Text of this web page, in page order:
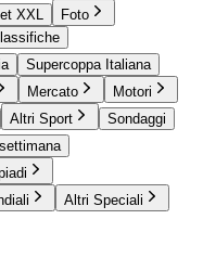
XXL
Foto
Supercoppa Italiana
Mercato
Motori
Altri Sport
Sondaggi
Altri Speciali